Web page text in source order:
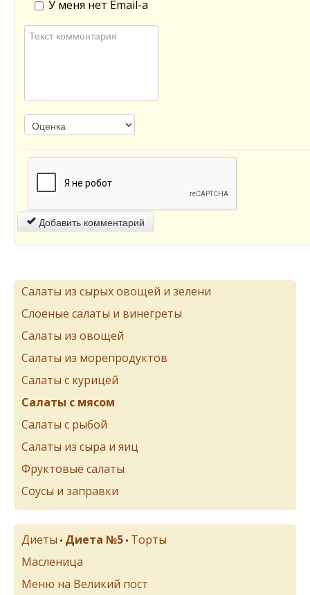
У меня нет Email-а
Добавить комментарий
Салаты из сырых овощей и зелени
Слоеные салаты и винегреты
Салаты из овощей
Салаты из морепродуктов
Салаты с курицей
Салаты с мясом
Салаты с рыбой
Салаты из сыра и яиц
Фруктовые салаты
Соусы и заправки
Диеты • Диета №5 • Торты
Масленица
Меню на Великий пост